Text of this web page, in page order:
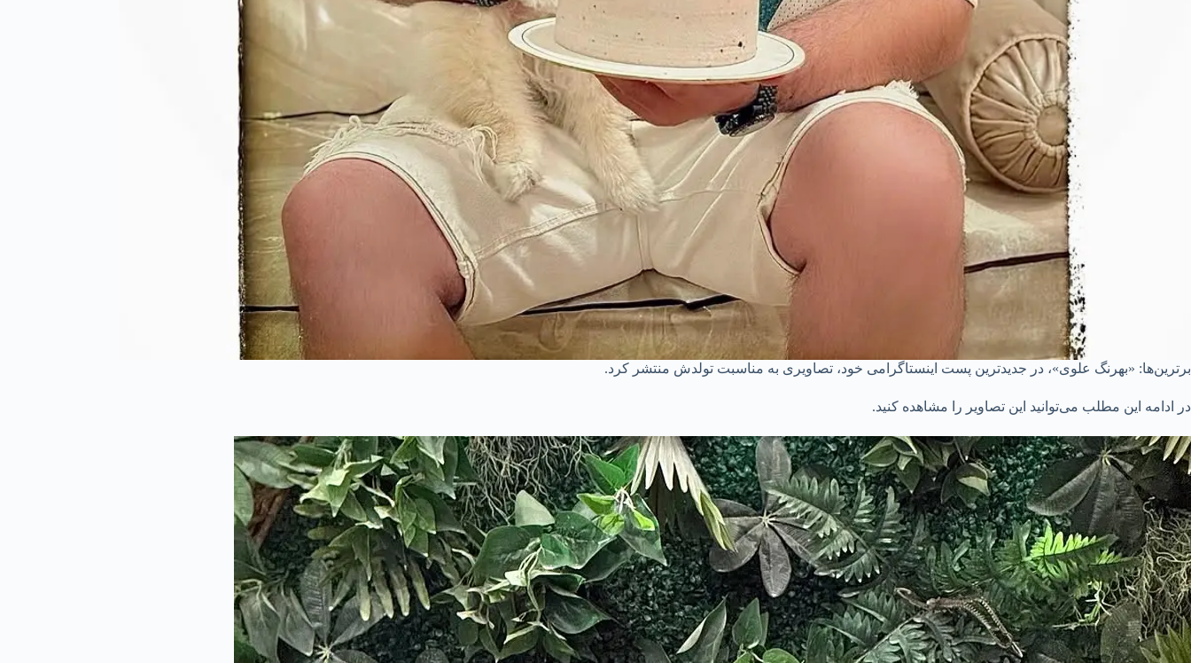
برترین‌ها: «بهرنگ علوی»، در جدیدترین پست اینستاگرامی خود، تصاویری به مناسبت تولدش منتشر کرد.
در ادامه این مطلب می‌توانید این تصاویر را مشاهده کنید.